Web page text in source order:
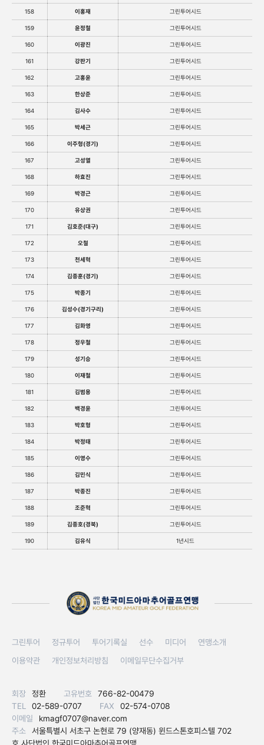
158 이홍재 그린투어시드
159 윤정철 그린투어시드
160 이광진 그린투어시드
161 강판기 그린투어시드
162 고홍윤 그린투어시드
163 한상준 그린투어시드
164 김사수 그린투어시드
165 박세근 그린투어시드
166 이주형(경기) 그린투어시드
167 고성열 그린투어시드
168 하효진 그린투어시드
169 박경근 그린투어시드
170 유상권 그린투어시드
171 김호준(대구) 그린투어시드
172 오철 그린투어시드
173 천세혁 그린투어시드
174 김종훈(경기) 그린투어시드
175 박종기 그린투어시드
176 김성수(경기구리) 그린투어시드
177 김화영 그린투어시드
178 정우철 그린투어시드
179 성기승 그린투어시드
180 이재철 그린투어시드
181 김범용 그린투어시드
182 백경윤 그린투어시드
183 박호형 그린투어시드
184 박정태 그린투어시드
185 이영수 그린투어시드
186 김민식 그린투어시드
187 박종진 그린투어시드
188 조준혁 그린투어시드
189 김종호(경북) 그린투어시드
190 김유식 1년시드
그린투어 정규투어 투어기록실 선수 미디어
연맹소개
이용약관
개인정보처리방침 이메일무단수집거부
회장 정환 고유번호
766-82-00479
TEL
02-589-0707 FAX
02-574-0708
이메일
kmagf0707@naver.com
주소
서울특별시 서초구 논현로 79 (양재동) 윈드스톤호피스텔 702